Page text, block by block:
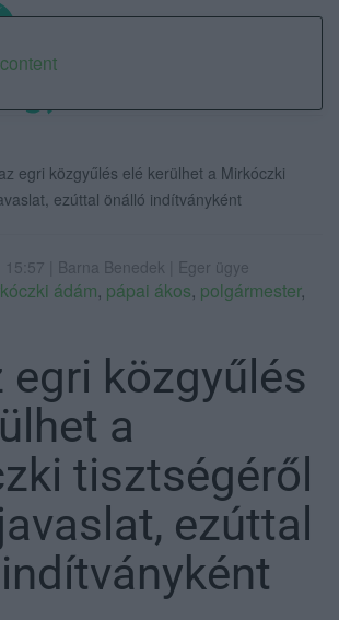
egri közgyűlés elé kerülhet a Mirkóczki
ezúttal önálló indítványként
| Barna Benedek | Eger ügye
ádám, pápai ákos, polgármester,
egri közgyűlés
a
tisztségéről
ezúttal